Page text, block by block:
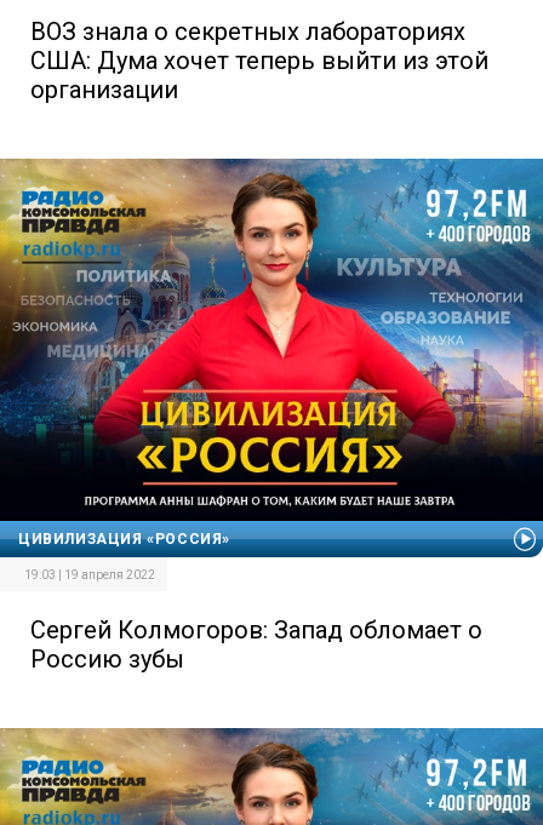
ВОЗ знала о секретных лабораториях
США: Дума хочет теперь выйти из этой
организации
ЦИВИЛИЗАЦИЯ «РОССИЯ»
19:03 | 19 апреля 2022
Сергей Колмогоров: Запад обломает о
Россию зубы